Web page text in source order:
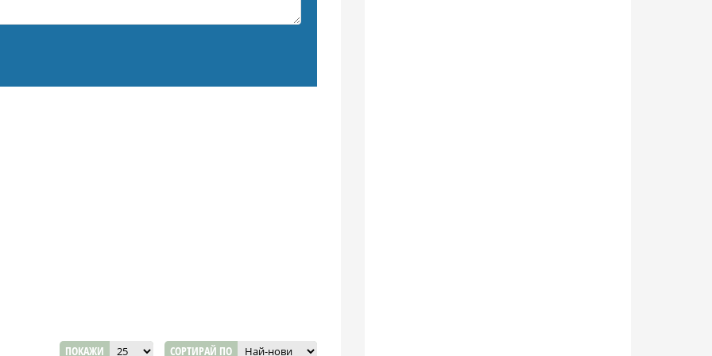
ПОКАЖИ СОРТИРАЙ ПО